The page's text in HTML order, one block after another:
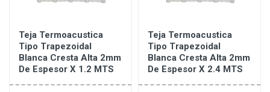
Teja Termoacustica
Tipo Trapezoidal
Blanca Cresta Alta 2mm
De Espesor X 1.2 MTS
Teja Termoacustica
Tipo Trapezoidal
Blanca Cresta Alta 2mm
De Espesor X 2.4 MTS